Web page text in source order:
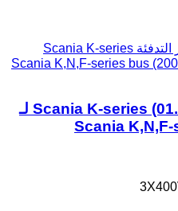
جهاز التدفئة Scania K-series
جهاز التدفئة Scania K-series (01.06-) 92786037 لـ